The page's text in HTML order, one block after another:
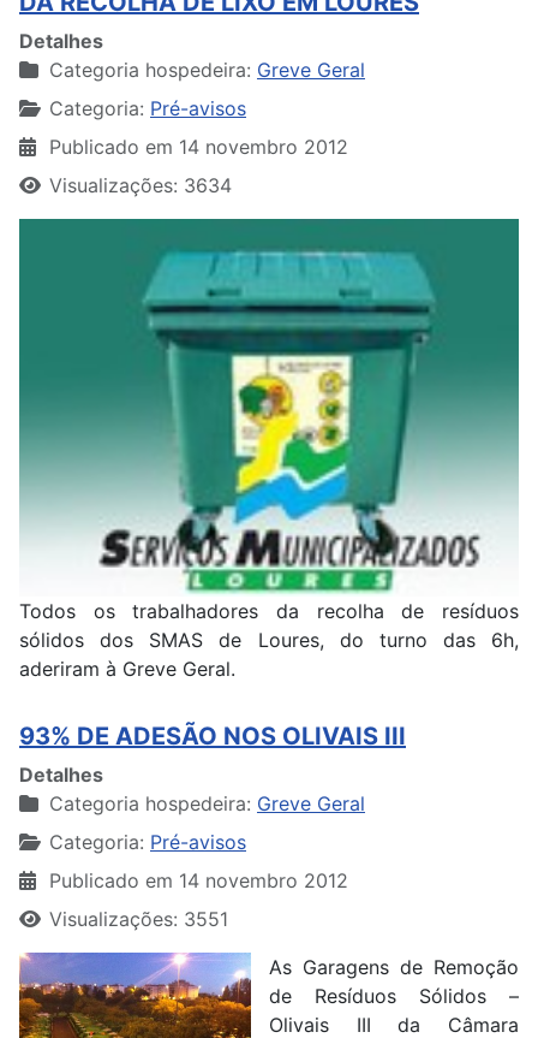
Detalhes
Categoria hospedeira: Greve Geral
Categoria: Pré-avisos
Publicado em 14 novembro 2012
Visualizações: 3634
Todos os trabalhadores da recolha de resíduos
sólidos dos SMAS de Loures, do turno das 6h,
aderiram à Greve Geral.
93% DE ADESÃO NOS OLIVAIS III
Detalhes
Categoria hospedeira: Greve Geral
Categoria: Pré-avisos
Publicado em 14 novembro 2012
Visualizações: 3551
As Garagens de Remoção
de Resíduos Sólidos –
Olivais III da Câmara